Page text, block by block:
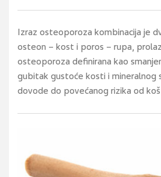
Izraz osteoporoza kombinacija je
osteon – kost i poros – rupa,
osteoporoza definirana kao
gubitak gustoće kosti i mineralnog
dovode do povećanog rizika od